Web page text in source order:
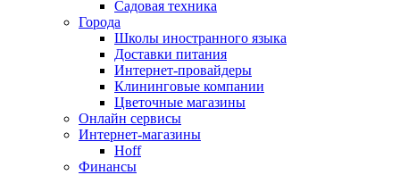
Садовая техника
Города
Школы иностранного языка
Доставки питания
Интернет-провайдеры
Клининговые компании
Цветочные магазины
Онлайн сервисы
Интернет-магазины
Hoff
Финансы